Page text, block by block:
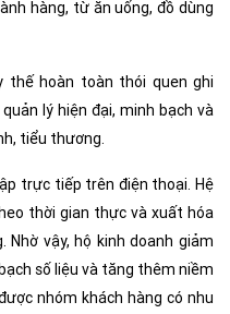
hàng, từ ăn uống, đồ dùng
thế hoàn toàn thói quen ghi
lý hiện đại, minh bạch và
tiểu thương.
trực tiếp trên điện thoại. Hệ
thời gian thực và xuất hóa
vậy, hộ kinh doanh giảm
số liệu và tăng thêm niềm
nhóm khách hàng có nhu